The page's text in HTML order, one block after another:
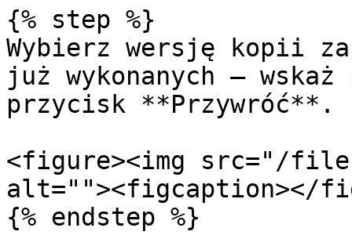
{% step %}
Wybierz wersję kopii
już wykonanych —
przycisk **Przywróć**.
<figure><img src="/files/
alt=""><figcaption></
{% endstep %}